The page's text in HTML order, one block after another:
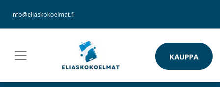
info@eliaskokoelmat.fi
KAUPPA